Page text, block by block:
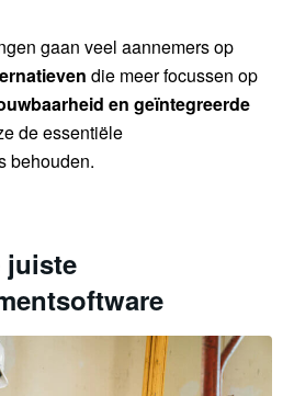
gaan veel aannemers op
die meer focussen op
en geïntegreerde
de essentiële
behouden.
juiste